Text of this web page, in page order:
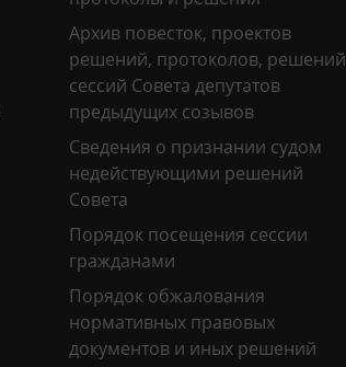
Архив повесток, проектов
решений, протоколов, решений
сессий Совета депутатов
предыдущих созывов
Сведения о признании судом
недействующими решений
Совета
Порядок посещения сессии
гражданами
Порядок обжалования
нормативных правовых
документов и иных решений